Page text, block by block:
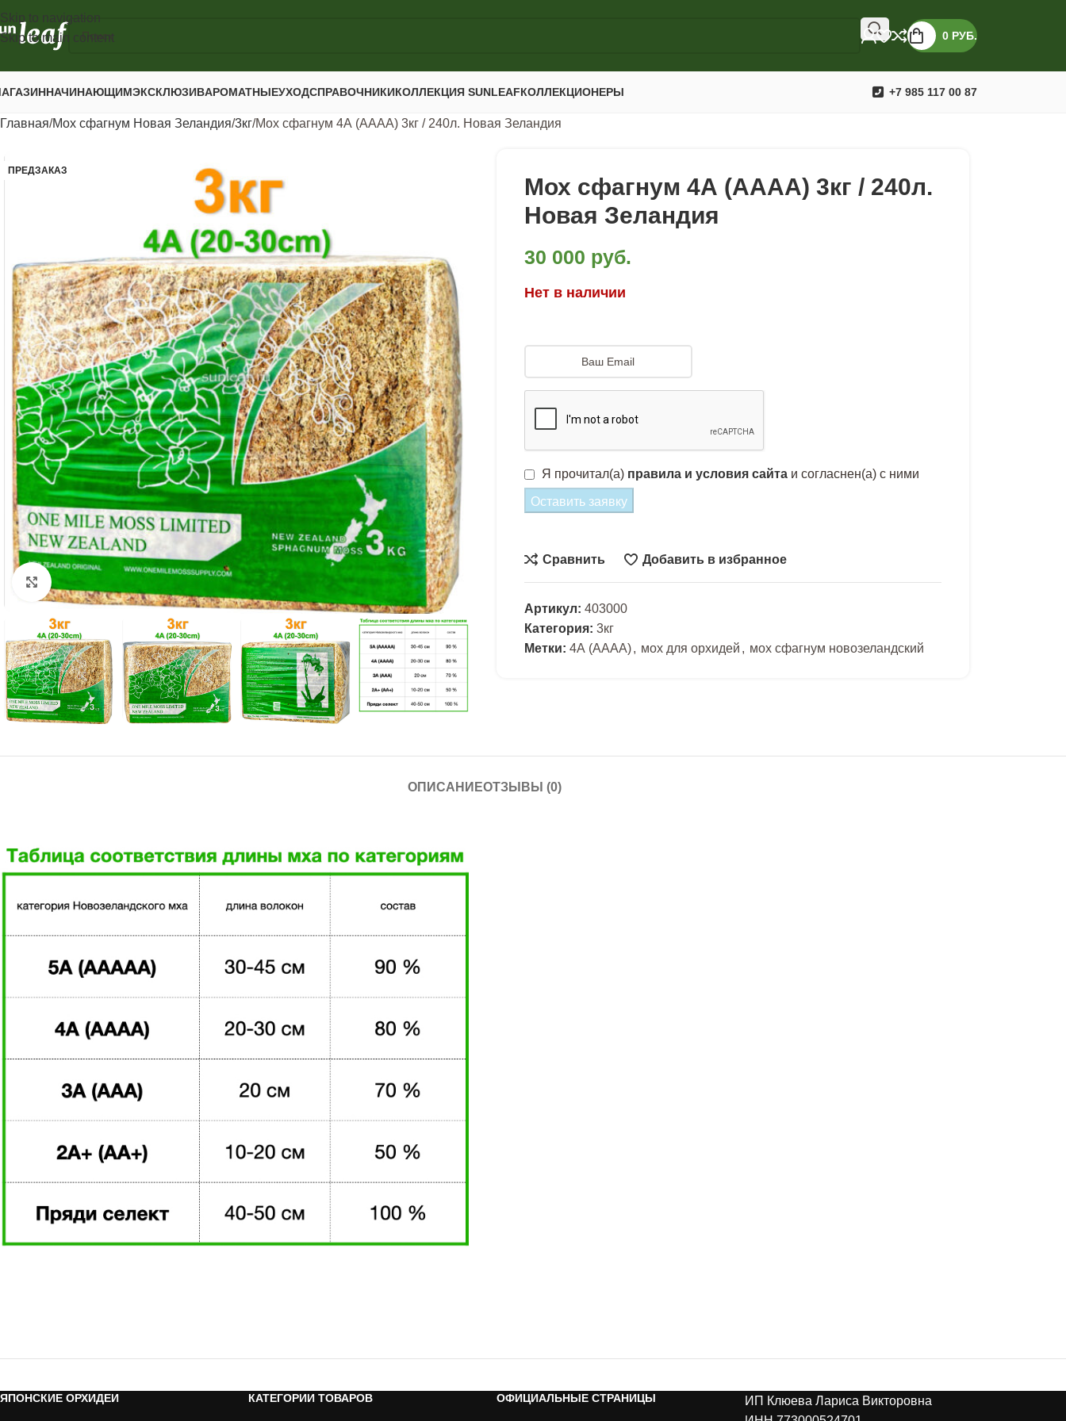
Skip to navigation
Skip to main content
0 РУБ.
НАЧИНАЮЩИМЭКСКЛЮЗИВАРОМАТНЫЕУХОДСПРАВОЧНИКИКОЛЛЕКЦИЯ SUNLEAFКОЛЛЕКЦИОНЕРЫ +7 985 117 00 87
Главная Мох сфагнум Новая Зеландия 3кг Мох сфагнум 4А (AAАА) 3кг / 240л. Новая Зеландия
ПРЕДЗАКАЗ
Click to enlarge
Мох сфагнум 4А (AAАА) 3кг / 240л.
Новая Зеландия
30 000 руб.
Нет в наличии
Я прочитал(а) правила и условия сайтаи согласнен(а) с ними
Оставить заявку
Сравнить Добавить в избранное
Артикул: 403000
Категория: 3кг
Метки: 4А (АААА), мох для орхидей , мох сфагнум новозеландский
ОПИСАНИЕОТЗЫВЫ (0)
ЯПОНСКИЕ ОРХИДЕИ КАТЕГОРИИ ТОВАРОВ ОФИЦИАЛЬНЫЕ СТРАНИЦЫ
ИП Клюева Лариса Викторовна